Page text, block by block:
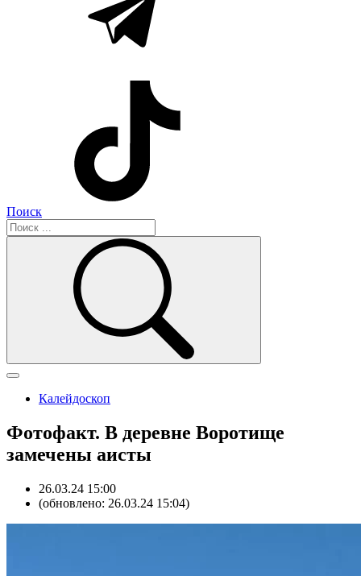
Поиск
Калейдоскоп
Фотофакт. В деревне Воротище
замечены аисты
26.03.24 15:00
(обновлено: 26.03.24 15:04)